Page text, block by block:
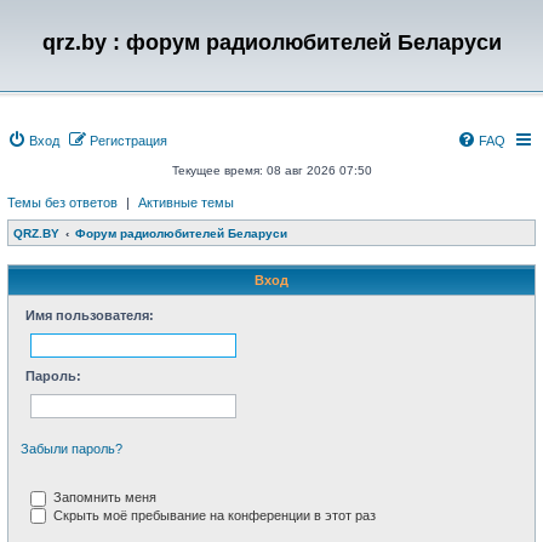
qrz.by : форум радиолюбителей Беларуси
Вход Регистрация FAQ
Текущее время: 08 авг 2026 07:50
Темы без ответов | Активные темы
QRZ.BY Форум радиолюбителей Беларуси
Вход
Имя пользователя:
Пароль:
Забыли пароль?
Запомнить меня
Скрыть моё пребывание на конференции в этот раз